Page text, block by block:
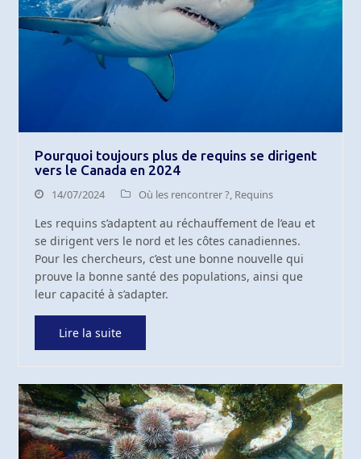
Pourquoi toujours plus de requins se dirigent
vers le Canada en 2024
14/07/2024 Où les rencontrer ? Requins
Les requins s’adaptent au réchauffement de l’eau et
se dirigent vers le nord et les côtes canadiennes.
Pour les chercheurs, c’est une bonne nouvelle qui
prouve la bonne santé des populations, ainsi que
leur capacité à s’adapter.
Lire la suite